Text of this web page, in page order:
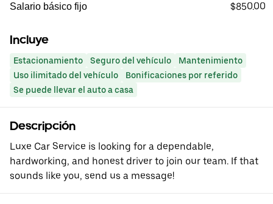
Salario básico fijo $850.00
Incluye
Estacionamiento Seguro del vehículo
Mantenimiento
Uso ilimitado del vehículo
Bonificaciones por referido
Se puede llevar el auto a casa
Descripción
Luxe Car Service is looking for a dependable,
hardworking, and honest driver to join our team. If that
sounds like you, send us a message!